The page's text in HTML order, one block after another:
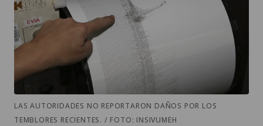
LAS AUTORIDADES NO REPORTARON DAÑOS POR LOS
TEMBLORES RECIENTES. / FOTO: INSIVUMEH